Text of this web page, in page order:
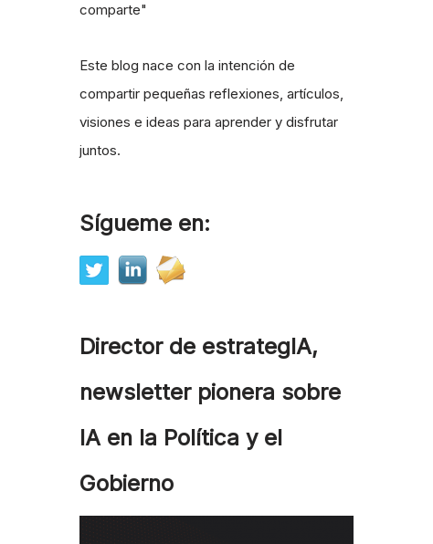
comparte"
Este blog nace con la intención de
compartir pequeñas reflexiones, artículos,
visiones e ideas para aprender y disfrutar
juntos.
Sígueme en:
Director de estrategIA,
newsletter pionera sobre
IA en la Política y el
Gobierno